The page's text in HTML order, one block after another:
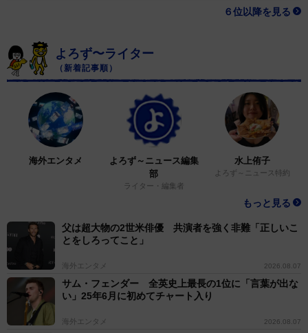
６位以降を見る
よろず〜ライター
（新着記事順）
海外エンタメ
よろず～ニュース編集
部
ライター・編集者
水上侑子
よろず～ニュース特約
もっと見る
父は超大物の2世米俳優 共演者を強く非難「正しいこ
とをしろってこと」
海外エンタメ 2026.08.07
サム・フェンダー 全英史上最長の1位に「言葉が出な
い」25年6月に初めてチャート入り
海外エンタメ 2026.08.07